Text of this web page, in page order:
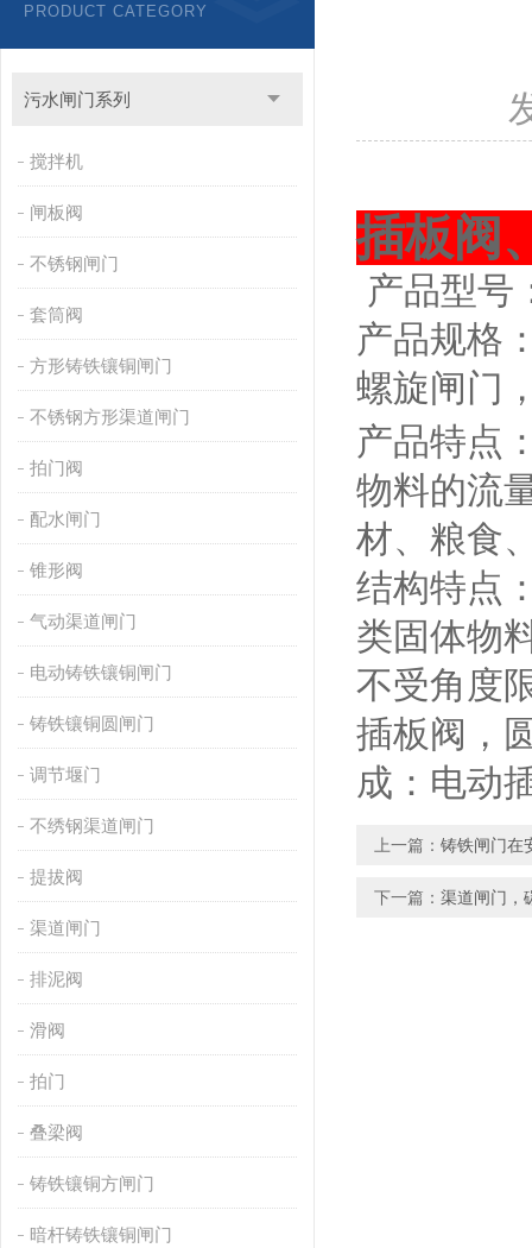
PRODUCT CATEGORY
污水闸门系列
搅拌机
闸板阀
不锈钢闸门
套筒阀
方形铸铁镶铜闸门
不锈钢方形渠道闸门
拍门阀
配水闸门
锥形阀
气动渠道闸门
电动铸铁镶铜闸门
铸铁镶铜圆闸门
调节堰门
不绣钢渠道闸门
提拔阀
渠道闸门
排泥阀
滑阀
拍门
叠梁阀
铸铁镶铜方闸门
暗杆铸铁镶铜闸门
插板阀
产品型号
产品规格
螺旋闸门
产品特点
物料的流
材、粮食
结构特点
类固体物
不受角度
插板阀，
成：电动
上一篇： 铸铁闸门在
下一篇： 渠道闸门，